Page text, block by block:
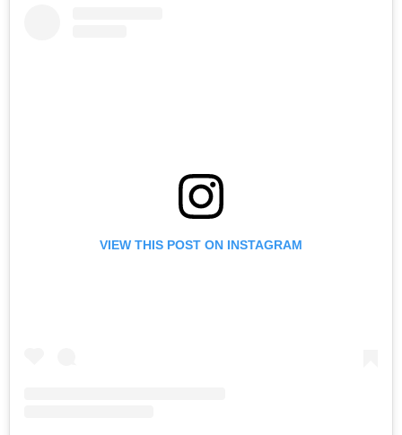
VIEW THIS POST ON INSTAGRAM